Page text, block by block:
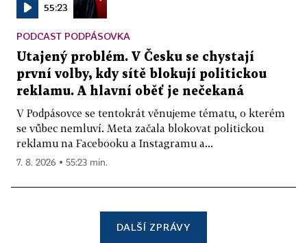
55:23
PODCAST PODPÁSOVKA
Utajený problém. V Česku se chystají
první volby, kdy sítě blokují politickou
reklamu. A hlavní oběť je nečekaná
V Podpásovce se tentokrát věnujeme tématu, o kterém
se vůbec nemluví. Meta začala blokovat politickou
reklamu na Facebooku a Instagramu a...
7. 8. 2026 ▪ 55:23 min.
DALŠÍ ZPRÁVY